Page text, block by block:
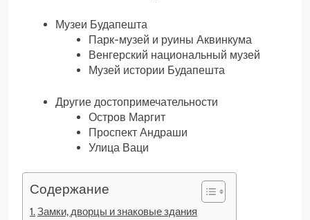
Музеи Будапешта
Парк-музей и руины Аквинкума
Венгерский национальный музей
Музей истории Будапешта
Другие достопримечательности
Остров Маргит
Проспект Андраши
Улица Ваци
Содержание
Замки, дворцы и знаковые здания